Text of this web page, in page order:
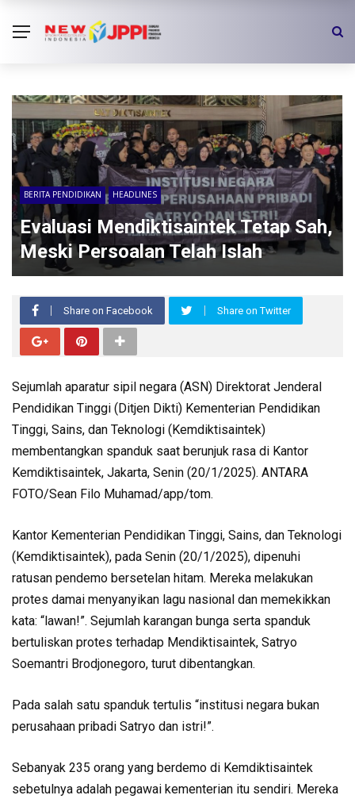
BERITA PENDIDIKAN HEADLINES
Evaluasi Mendiktisaintek Tetap Sah,
Meski Persoalan Telah Islah
Share on Facebook Share on Twitter
Sejumlah aparatur sipil negara (ASN) Direktorat Jenderal
Pendidikan Tinggi (Ditjen Dikti) Kementerian Pendidikan
Tinggi, Sains, dan Teknologi (Kemdiktisaintek)
membentangkan spanduk saat berunjuk rasa di Kantor
Kemdiktisaintek, Jakarta, Senin (20/1/2025). ANTARA
FOTO/Sean Filo Muhamad/app/tom.
Kantor Kementerian Pendidikan Tinggi, Sains, dan Teknologi
(Kemdiktisaintek), pada Senin (20/1/2025), dipenuhi
ratusan pendemo bersetelan hitam. Mereka melakukan
protes damai menyanyikan lagu nasional dan memekikkan
kata: “lawan!”. Sejumlah karangan bunga serta spanduk
bertuliskan protes terhadap Mendiktisaintek, Satryo
Soemantri Brodjonegoro, turut dibentangkan.
Pada salah satu spanduk tertulis “institusi negara bukan
perusahaan pribadi Satryo dan istri!”.
Sebanyak 235 orang yang berdemo di Kemdiktisaintek
sebetulnya adalah pegawai kementerian itu sendiri. Mereka